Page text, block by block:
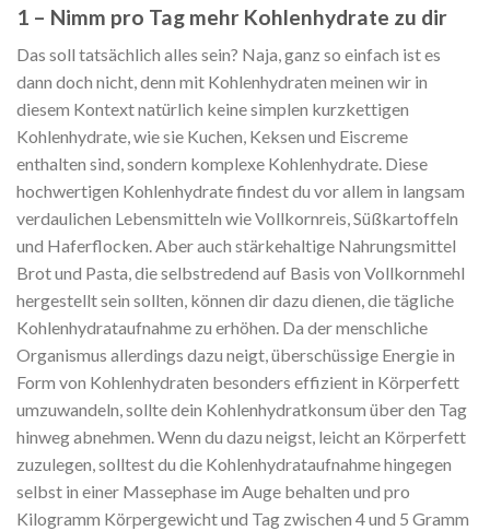
1 – Nimm pro Tag mehr Kohlenhydrate zu dir
Das soll tatsächlich alles sein? Naja, ganz so einfach ist es
dann doch nicht, denn mit Kohlenhydraten meinen wir in
diesem Kontext natürlich keine simplen kurzkettigen
Kohlenhydrate, wie sie Kuchen, Keksen und Eiscreme
enthalten sind, sondern komplexe Kohlenhydrate. Diese
hochwertigen Kohlenhydrate findest du vor allem in langsam
verdaulichen Lebensmitteln wie Vollkornreis, Süßkartoffeln
und Haferflocken. Aber auch stärkehaltige Nahrungsmittel
Brot und Pasta, die selbstredend auf Basis von Vollkornmehl
hergestellt sein sollten, können dir dazu dienen, die tägliche
Kohlenhydrataufnahme zu erhöhen. Da der menschliche
Organismus allerdings dazu neigt, überschüssige Energie in
Form von Kohlenhydraten besonders effizient in Körperfett
umzuwandeln, sollte dein Kohlenhydratkonsum über den Tag
hinweg abnehmen. Wenn du dazu neigst, leicht an Körperfett
zuzulegen, solltest du die Kohlenhydrataufnahme hingegen
selbst in einer Massephase im Auge behalten und pro
Kilogramm Körpergewicht und Tag zwischen 4 und 5 Gramm